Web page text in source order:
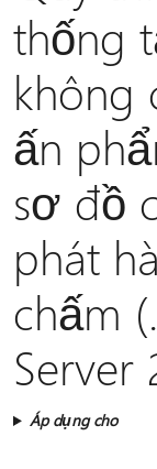
thống
không
ấn
sơ đồ
phát
chấm
Server
Áp dụng cho